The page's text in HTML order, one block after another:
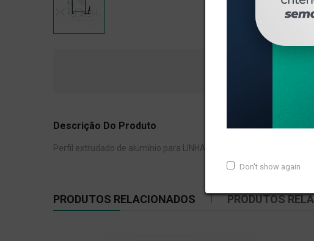
Don't show again
Descrição Do Produto
Perfil extrudado de alumínio para LINHA XTRAL S, com peso linear
PRODUTOS RELACIONADOS PRODUTOS